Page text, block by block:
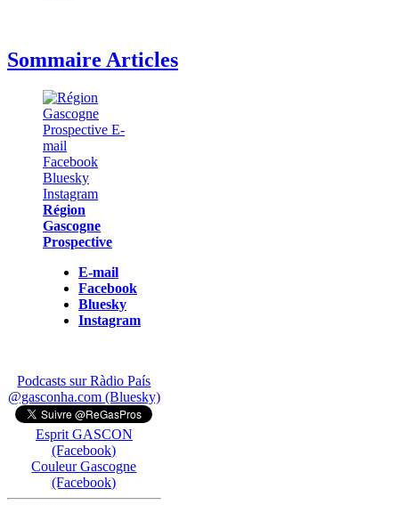
Sommaire Articles
Région
Gascogne
Prospective
E-mail
Facebook
Bluesky
Instagram
Podcasts sur Ràdio País
@gasconha.com (Bluesky)
Esprit GASCON
(Facebook)
Couleur Gascogne
(Facebook)